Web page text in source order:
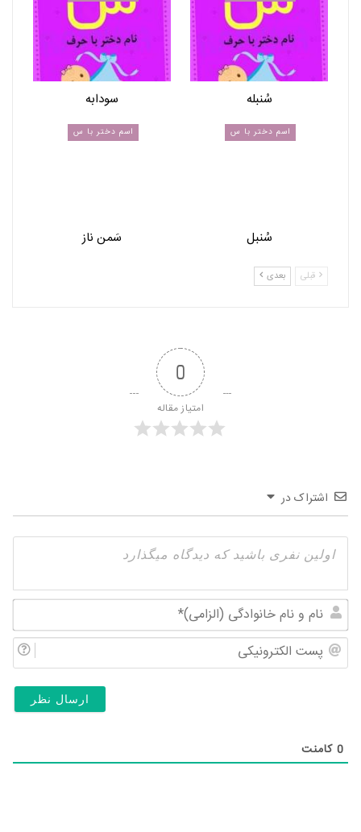
سُنبله سودابه
اسم دختر با س
سُنبل
اسم دختر با س
سَمن ناز
قبلی بعدی
0
امتیاز مقاله
اشتراک در
و
0 کامنت